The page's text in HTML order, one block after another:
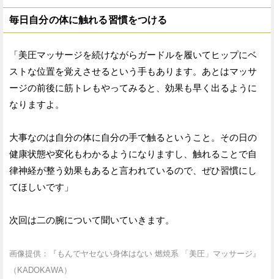
毎日自分の体に触れる習慣をつける
「美圧マッサージを続けながらガードルを履いてヒップにベ
ストな位置を覚えさせるという手もあります。あとはマッサ
ージの前後に筋トレもやってみると、効果も早く出るように
なりますよ。
大事なのは自分の体に自分の手で触るということ。その日の
健康状態や変化もわかるようになりますし、触れることで自
律神経が整う効果もあると言われているので、ぜひ習慣にし
てほしいです」
次回は二の腕について聞いていきます。
画像提供：『もんでヤセない身体はない 燃焼系 「美圧」マッサージ』
（KADOKAWA）